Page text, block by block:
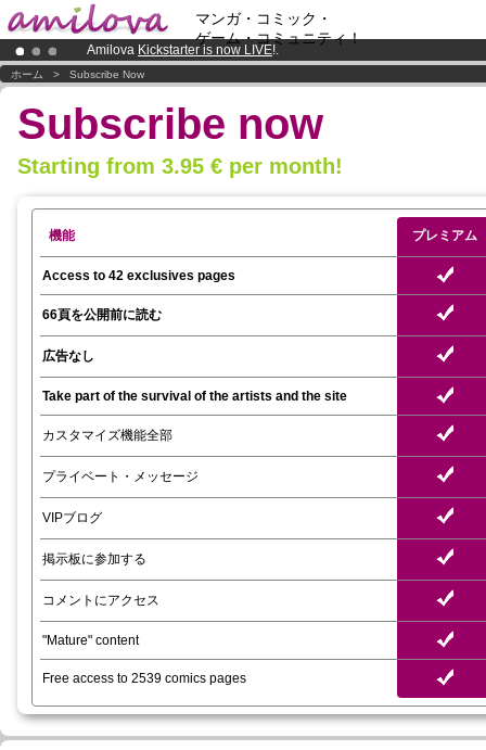
マンガ・コミック・
ゲーム・コミュニティ！
Amilova Kickstarter is now LIVE!.
Premium membership from3.95 eurosper month !Get membership
Already 100000membersand 1000comics & mangas!.
ホーム > Subscribe Now
Subscribe now
Starting from 3.95 € per month!
機能 プレミアム
Access to 42 exclusives pages
66頁を公開前に読む
広告なし
Take part of the survival of the artists and the site
カスタマイズ機能全部
プライベート・メッセージ
VIPブログ
掲示板に参加する
コメントにアクセス
"Mature" content
Free access to 2539 comics pages